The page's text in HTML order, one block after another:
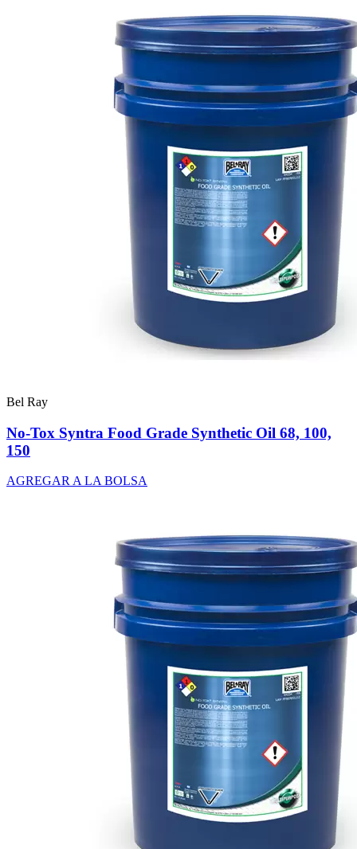
Bel Ray
No-Tox Syntra Food Grade Synthetic Oil 68, 100,
150
AGREGAR A LA BOLSA